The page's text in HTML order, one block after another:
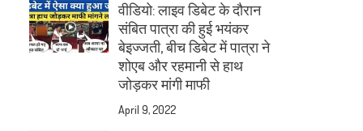
वीडियो: लाइव डिबेट के दौरान
संबित पात्रा की हुई भयंकर
बेइज्जती, बीच डिबेट में पात्रा ने
शोएब और रहमानी से हाथ
जोड़कर मांगी माफी
April 9, 2022